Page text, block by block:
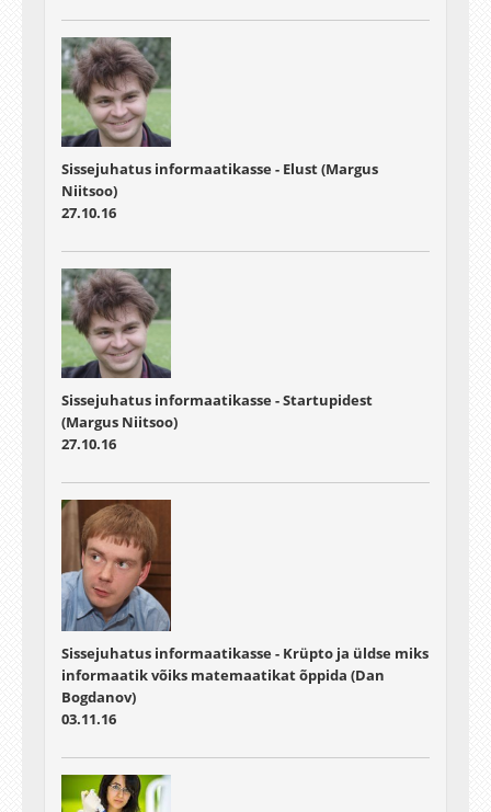
Sissejuhatus informaatikasse - Elust (Margus
Niitsoo)
27.10.16
Sissejuhatus informaatikasse - Startupidest
(Margus Niitsoo)
27.10.16
Sissejuhatus informaatikasse - Krüpto ja üldse miks
informaatik võiks matemaatikat õppida (Dan
Bogdanov)
03.11.16